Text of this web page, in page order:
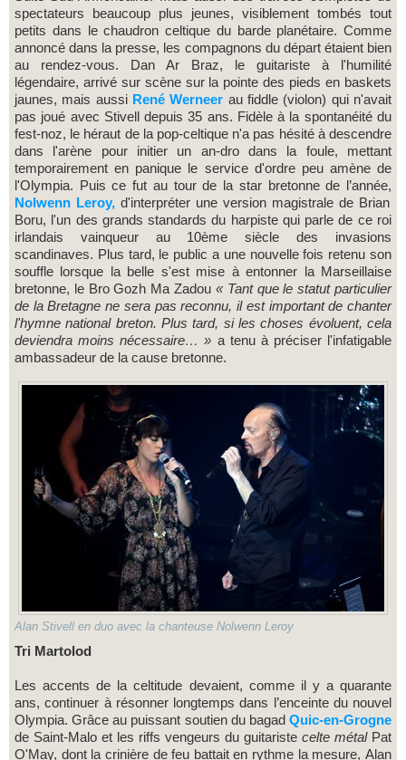
spectateurs beaucoup plus jeunes, visiblement tombés tout
petits dans le chaudron celtique du barde planétaire. Comme
annoncé dans la presse, les compagnons du départ étaient bien
au rendez-vous. Dan Ar Braz, le guitariste à l'humilité
légendaire, arrivé sur scène sur la pointe des pieds en baskets
jaunes, mais aussiRené Werneer au fiddle (violon) qui n'avait
pas joué avec Stivell depuis 35 ans. Fidèle à la spontanéité du
fest-noz, le héraut de la pop-celtique n'a pas hésité à descendre
dans l'arène pour initier un an-dro dans la foule, mettant
temporairement en panique le service d'ordre peu amène de
l'Olympia. Puis ce fut au tour de la star bretonne de l’année,
Nolwenn Leroy, d'interpréter une version magistrale de Brian
Boru, l'un des grands standards du harpiste qui parle de ce roi
irlandais vainqueur au 10ème siècle des invasions
scandinaves. Plus tard, le public a une nouvelle fois retenu son
souffle lorsque la belle s'est mise à entonner la Marseillaise
bretonne, le Bro Gozh Ma Zadou « Tant que le statut particulier
de la Bretagne ne sera pas reconnu, il est important de chanter
l'hymne national breton. Plus tard, si les choses évoluent, cela
deviendra moins nécessaire… » a tenu à préciser l'infatigable
ambassadeur de la cause bretonne.
Alan Stivell en duo avec la chanteuse Nolwenn Leroy
Tri Martolod
Les accents de la celtitude devaient, comme il y a quarante
ans, continuer à résonner longtemps dans l’enceinte du nouvel
Olympia. Grâce au puissant soutien du bagadQuic-en-Grogne
de Saint-Malo et les riffs vengeurs du guitariste celte métalPat
O'May, dont la crinière de feu battait en rythme la mesure, Alan